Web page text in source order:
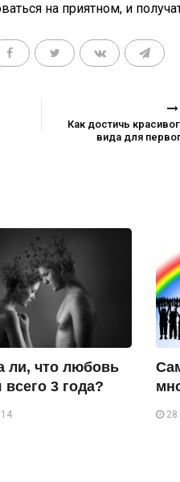
на приятном, и
Как достичь
вида для
ли, что любовь
всего 3 года?